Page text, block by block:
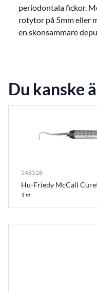
periodontala fickor.
rotytor på 5mm eller
en skonsammare
Du kanske
548528
Hu-Friedy McCall
1 st